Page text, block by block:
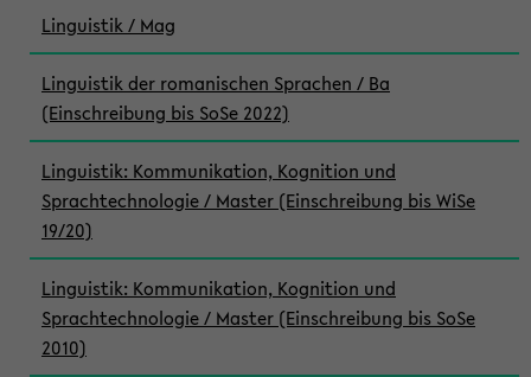
Linguistik / Mag
Linguistik der romanischen Sprachen / Ba
(Einschreibung bis SoSe 2022)
Linguistik: Kommunikation, Kognition und
Sprachtechnologie / Master (Einschreibung bis WiSe
19/20)
Linguistik: Kommunikation, Kognition und
Sprachtechnologie / Master (Einschreibung bis SoSe
2010)